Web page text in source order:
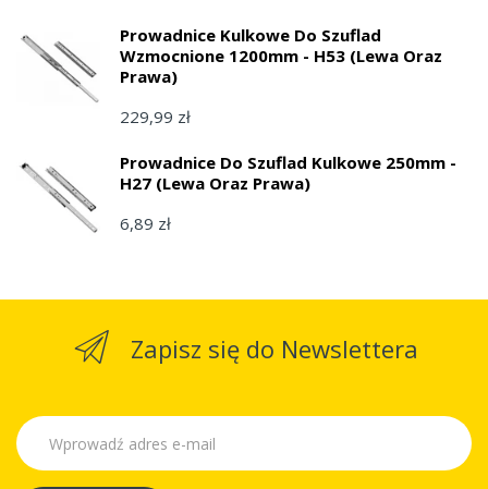
Prowadnice Kulkowe Do Szuflad
Wzmocnione 1200mm - H53 (lewa Oraz
Prawa)
229,99 zł
Prowadnice Do Szuflad Kulkowe 250mm -
H27 (lewa Oraz Prawa)
6,89 zł
Zapisz się do Newslettera